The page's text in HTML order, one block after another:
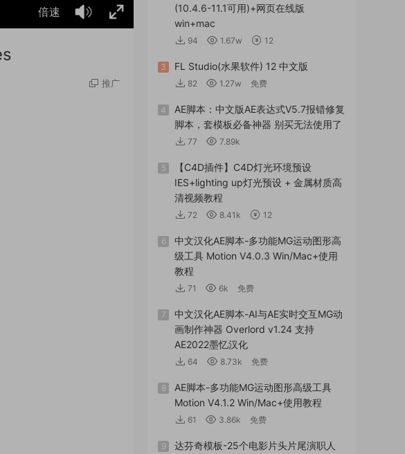
倍速
推广
(10.4.6-11.1可用)+网页在线版
win+mac
94 1.67w 12
3 FL Studio(水果软件) 12 中文版
82 1.27w 免费
4
AE脚本：中文版AE表达式V5.7报错修复
脚本，套模板必备神器 别买无法使用了
77 7.89k
5
【C4D插件】C4D灯光环境预设
IES+lighting up灯光预设 + 金属材质高
清视频教程
72 8.41k 12
6
中文汉化AE脚本-多功能MG运动图形高
级工具 Motion V4.0.3 Win/Mac+使用
教程
71 6k 免费
7
中文汉化AE脚本-AI与AE实时交互MG动
画制作神器 Overlord v1.24 支持
AE2022墨忆汉化
64 8.73k 免费
8
AE脚本-多功能MG运动图形高级工具
Motion V4.1.2 Win/Mac+使用教程
61 3.86k 免费
9
达芬奇模板-25个电影片头片尾演职人